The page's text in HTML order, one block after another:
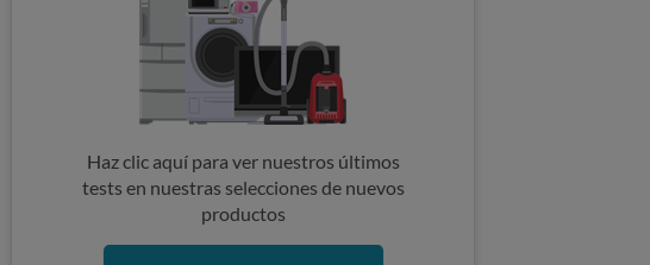
Haz clic aquí para ver nuestros últimos
tests en nuestras selecciones de nuevos
productos